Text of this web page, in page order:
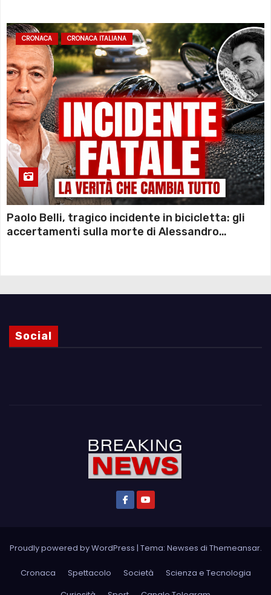
CRONACA CRONACA ITALIANA
Paolo Belli, tragico incidente in bicicletta: gli
accertamenti sulla morte di Alessandro
Social
Proudly powered by WordPress | Tema: Newses di Themeansar.
Cronaca Spettacolo Società
Scienza e Tecnologia